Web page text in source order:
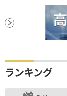
ランキング